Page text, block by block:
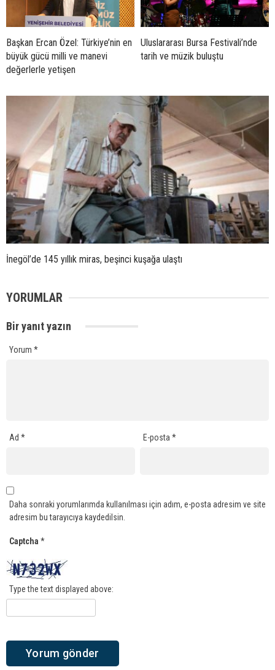
Başkan Ercan Özel: Türkiye’nin en
büyük gücü milli ve manevi
değerlerle yetişen
Uluslararası Bursa Festivali’nde
tarih ve müzik buluştu
İnegöl’de 145 yıllık miras, beşinci kuşağa ulaştı
YORUMLAR
Bir yanıt yazın
Yorum *
Ad * E-posta*
Daha sonraki yorumlarımda kullanılması için adım, e-posta adresim ve site
adresim bu tarayıcıya kaydedilsin.
Captcha *
Type the text displayed above: